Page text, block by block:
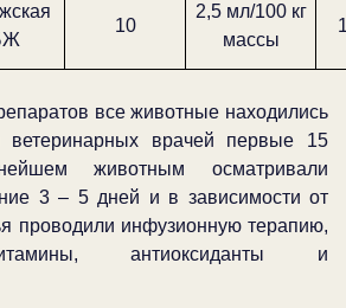
10
2,5 мл/100 кг
массы
все животные находились
ветеринарных врачей первые 15
животным осматривали
3 – 5 дней и в зависимости от
проводили инфузионную терапию,
антиоксиданты и